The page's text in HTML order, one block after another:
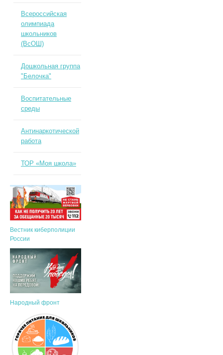
Всероссийская
олимпиада
школьников
(ВсОШ)
Дошкольная группа
"Белочка"
Воспитательные
среды
Антинаркотической
работа
ТОР «Моя школа»
Вестник киберполиции
России
Народный фронт